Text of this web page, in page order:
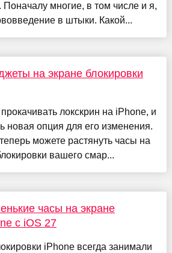
многие, в том числе и я,
в штыки. Какой...
на экране блокировки
локскрин на iPhone, и
новая опция для его изменения.
можете растянуть часы на
вашего смар...
часы на экране
с iOS 27
iPhone всегда занимали